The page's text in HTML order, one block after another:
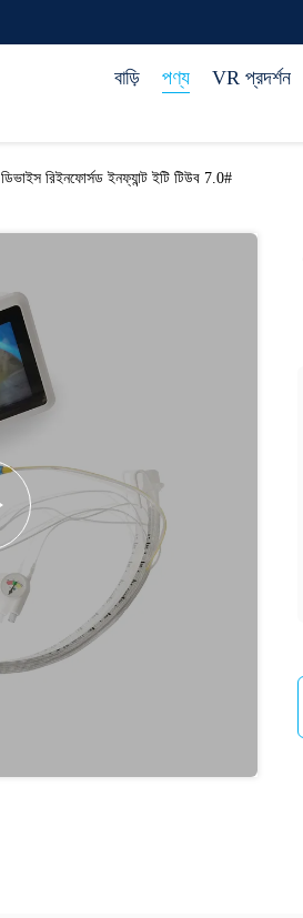
বাড়ি পণ্য VR প্রদর্শন
রিইনফোর্সড ইনফ্যান্ট ইটি টিউব 7.0#